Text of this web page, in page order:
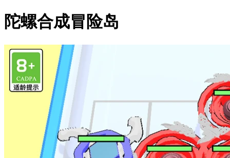
陀螺合成冒险岛